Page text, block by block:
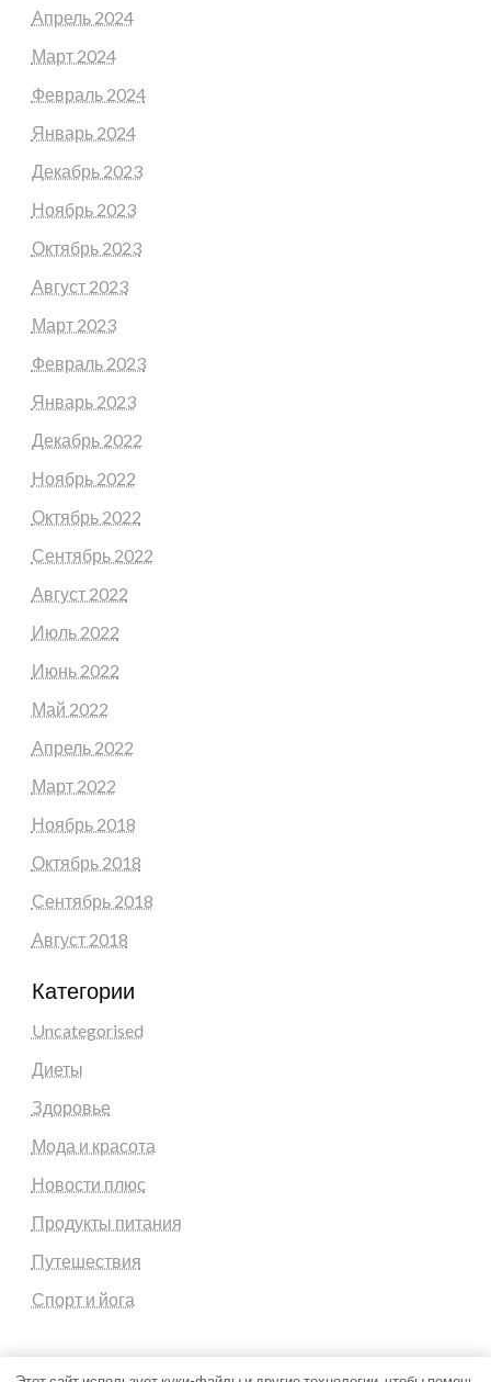
Апрель 2024
Март 2024
Февраль 2024
Январь 2024
Декабрь 2023
Ноябрь 2023
Октябрь 2023
Август 2023
Март 2023
Февраль 2023
Январь 2023
Декабрь 2022
Ноябрь 2022
Октябрь 2022
Сентябрь 2022
Август 2022
Июль 2022
Июнь 2022
Май 2022
Апрель 2022
Март 2022
Ноябрь 2018
Октябрь 2018
Сентябрь 2018
Август 2018
Категории
Uncategorised
Диеты
Здоровье
Мода и красота
Новости плюс
Продукты питания
Путешествия
Спорт и йога